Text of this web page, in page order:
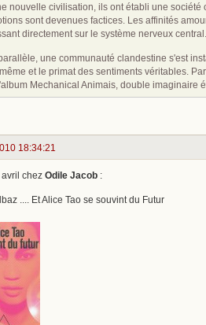
nouvelle civilisation, ils ont établi une
sont devenues factices. Les affinités
directement sur le système nerveux central.
une communauté clandestine s'est
et le primat des sentiments véritables.
Mechanical Animais, double imaginaire
18:34:21
avril chez Odile Jacob :
.... Et Alice Tao se souvint du Futur